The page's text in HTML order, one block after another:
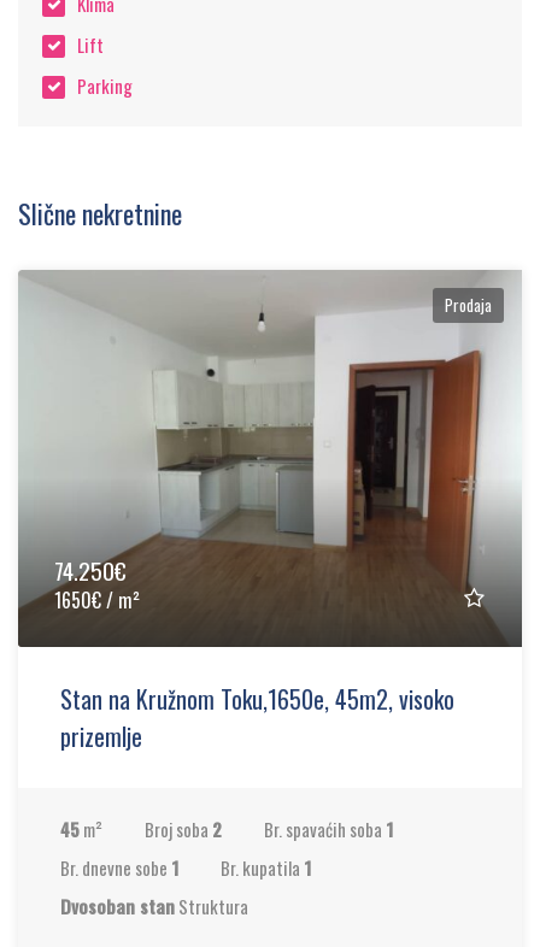
Lift
Parking
Slične nekretnine
Prodaja
74.250€
1650€ / m²
Stan na Kružnom Toku,1650e, 45m2, visoko
prizemlje
45m² Broj soba 2 Br. spavaćih soba 1
Br. dnevne sobe 1 Br. kupatila 1
Dvosoban stanStruktura